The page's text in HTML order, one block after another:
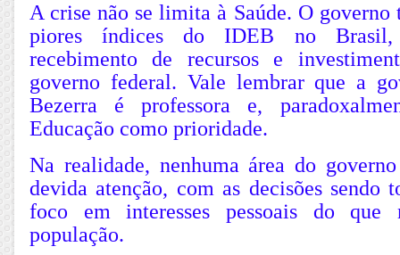
A crise não se limita à Saúde. O governo
piores índices do IDEB no Brasil,
recebimento de recursos e
governo federal. Vale lembrar que a
Bezerra é professora e,
Educação como prioridade.
Na realidade, nenhuma área do
devida atenção, com as decisões sendo
foco em interesses pessoais do que
população.